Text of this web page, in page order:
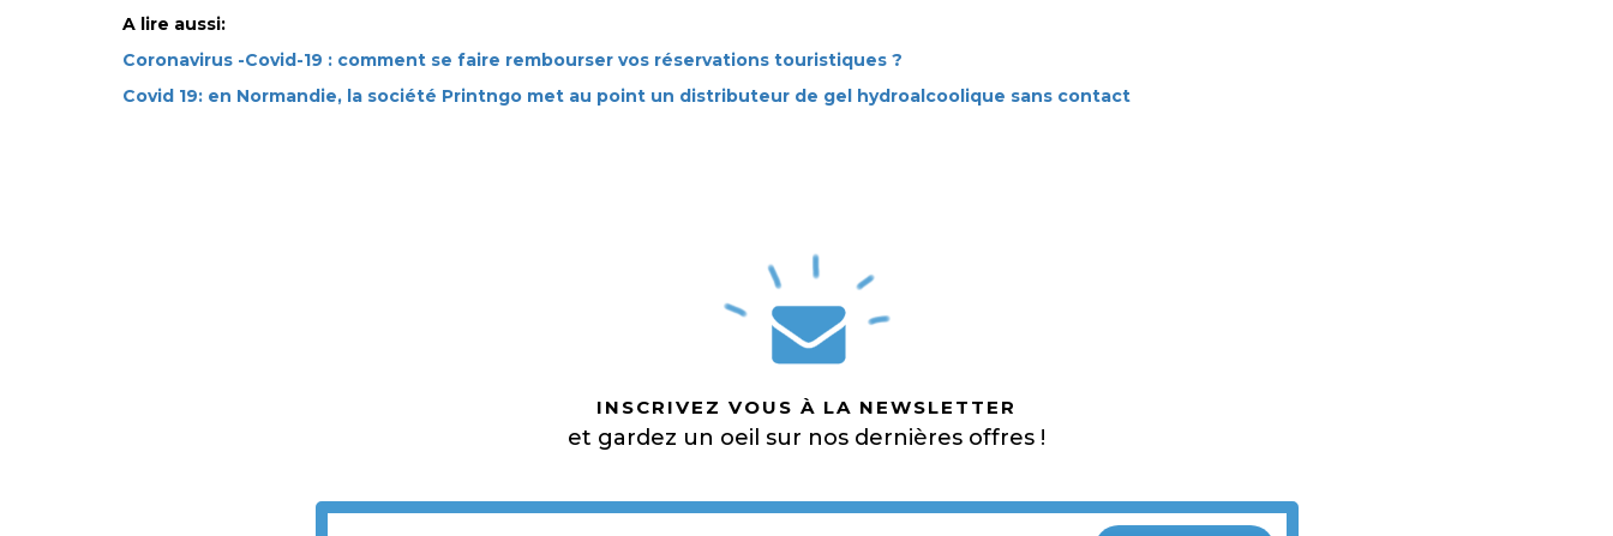
A lire aussi:
Coronavirus -Covid-19 : comment se faire rembourser vos réservations touristiques ?
Covid 19: en Normandie, la société Printngo met au point un distributeur de gel hydroalcoolique sans contact
INSCRIVEZ VOUS À LA NEWSLETTER
et gardez un oeil sur nos dernières offres !